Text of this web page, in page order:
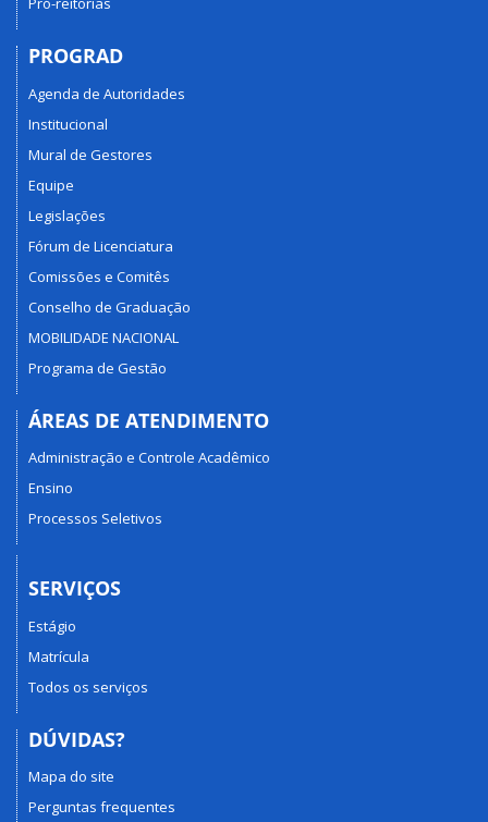
PROGRAD
Agenda de Autoridades
Institucional
Mural de Gestores
Equipe
Legislações
Fórum de Licenciatura
Comissões e Comitês
Conselho de Graduação
MOBILIDADE NACIONAL
Programa de Gestão
ÁREAS DE ATENDIMENTO
Administração e Controle Acadêmico
Ensino
Processos Seletivos
SERVIÇOS
Estágio
Matrícula
Todos os serviços
DÚVIDAS?
Mapa do site
Perguntas frequentes